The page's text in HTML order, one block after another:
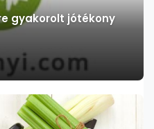
gyakorolt jótékony